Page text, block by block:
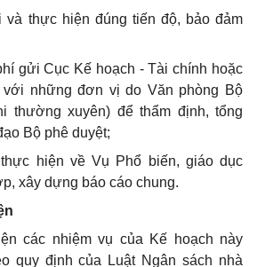
và thực hiện đúng tiến độ, bảo đảm
gửi Cục Kế hoạch - Tài chính hoặc
với những đơn vị do Văn phòng Bộ
thường xuyên) để thẩm định, tổng
Bộ phê duyệt;
hiện về Vụ Phổ biến, giáo dục
xây dựng báo cáo chung.
các nhiệm vụ của Kế hoạch này
quy định của Luật Ngân sách nhà